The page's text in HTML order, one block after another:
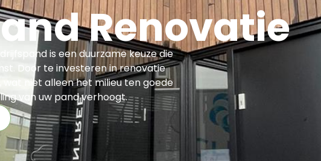
Renovatie
is een duurzame keuze die
Door te investeren in renovatie
niet alleen het milieu ten goede
van uw pand verhoogt.